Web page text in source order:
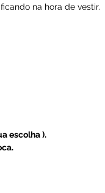
na hora de vestir.
escolha ).